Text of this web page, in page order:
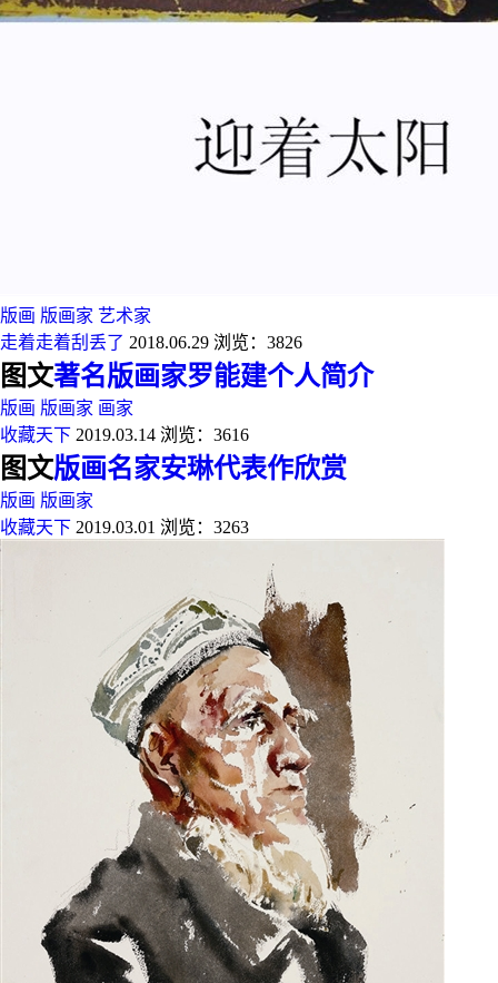
版画 版画家 艺术家
走着走着刮丢了 2018.06.29 浏览：3826
图文著名版画家罗能建个人简介
版画 版画家 画家
收藏天下 2019.03.14 浏览：3616
图文版画名家安琳代表作欣赏
版画 版画家
收藏天下 2019.03.01 浏览：3263